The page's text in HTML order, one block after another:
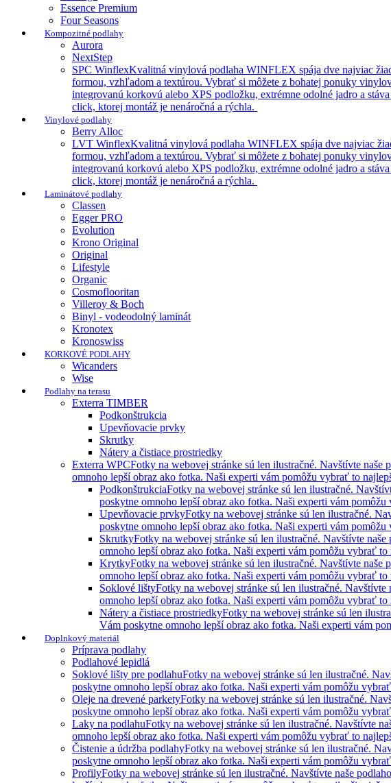
Essence Premium
Four Seasons
Kompozitné podlahy
Aurora
NextStep
SPC WinflexKvalitná vinylová podlaha WINFLEX spája dve najviac
formou, vzhľadom a textúrou. Vybrať si môžete z bohatej ponuky
integrovanú korkovú alebo XPS podložku, extrémne odolné jadro a
click, ktorej montáž je nenáročná a rýchla.
Vinylové podlahy
Berry Alloc
LVT WinflexKvalitná vinylová podlaha WINFLEX spája dve najviac
formou, vzhľadom a textúrou. Vybrať si môžete z bohatej ponuky
integrovanú korkovú alebo XPS podložku, extrémne odolné jadro a
click, ktorej montáž je nenáročná a rýchla.
Laminátové podlahy
Classen
Egger PRO
Evolution
Krono Original
Original
Lifestyle
Organic
Cosmoflooritan
Villeroy & Boch
Binyl - vodeodolný laminát
Kronotex
Kronoswiss
KORKOVÉ PODLAHY
Wicanders
Wise
Podlahy na terasu
Exterra TIMBER
Podkonštrukcia
Upevňovacie prvky
Skrutky
Nátery a čistiace prostriedky
Exterra WPCFotky na webovej stránke sú len ilustračné. Navštívte
omnoho lepší obraz ako fotka. Naši experti vám pomôžu vybrať to
PodkonštrukciaFotky na webovej stránke sú len ilustračné.
poskytne omnoho lepší obraz ako fotka. Naši experti vám pomôžu
Upevňovacie prvkyFotky na webovej stránke sú len ilustračné.
poskytne omnoho lepší obraz ako fotka. Naši experti vám pomôžu
SkrutkyFotky na webovej stránke sú len ilustračné. Navštívte
omnoho lepší obraz ako fotka. Naši experti vám pomôžu vybrať to
KrytkyFotky na webovej stránke sú len ilustračné. Navštívte
omnoho lepší obraz ako fotka. Naši experti vám pomôžu vybrať to
Soklové lištyFotky na webovej stránke sú len ilustračné.
omnoho lepší obraz ako fotka. Naši experti vám pomôžu vybrať to
Nátery a čistiace prostriedkyFotky na webovej stránke sú len
Vám poskytne omnoho lepší obraz ako fotka. Naši experti vám
Doplnkový materiál
Príprava podlahy
Podlahové lepidlá
Soklové lišty pre podlahuFotky na webovej stránke sú len ilustračné.
poskytne omnoho lepší obraz ako fotka. Naši experti vám pomôžu
Oleje na drevené parketyFotky na webovej stránke sú len ilustračné.
poskytne omnoho lepší obraz ako fotka. Naši experti vám pomôžu
Laky na podlahuFotky na webovej stránke sú len ilustračné. Navštívte
omnoho lepší obraz ako fotka. Naši experti vám pomôžu vybrať to
Čistenie a údržba podlahyFotky na webovej stránke sú len ilustračné.
poskytne omnoho lepší obraz ako fotka. Naši experti vám pomôžu
ProfilyFotky na webovej stránke sú len ilustračné. Navštívte naše